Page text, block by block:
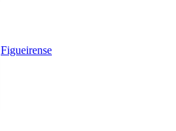
Figueirense